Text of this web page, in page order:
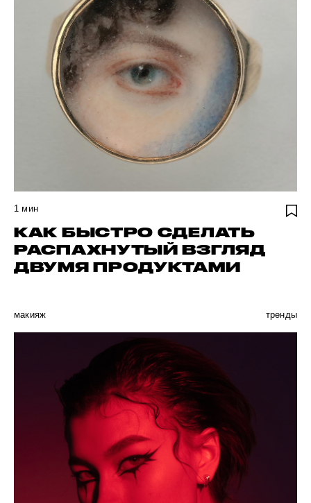
1 мин
КАК БЫСТРО СДЕЛАТЬ
РАСПАХНУТЫЙ ВЗГЛЯД
ДВУМЯ ПРОДУКТАМИ
макияж тренды